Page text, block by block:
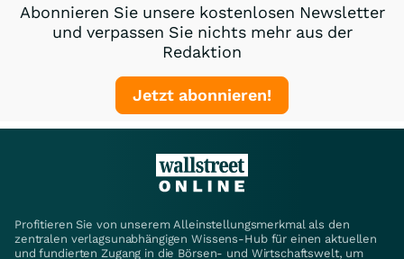
Abonnieren Sie unsere kostenlosen Newsletter
und verpassen Sie nichts mehr aus der
Redaktion
Jetzt abonnieren!
Profitieren Sie von unserem Alleinstellungsmerkmal als den
zentralen verlagsunabhängigen Wissens-Hub für einen aktuellen
und fundierten Zugang in die Börsen- und Wirtschaftswelt, um